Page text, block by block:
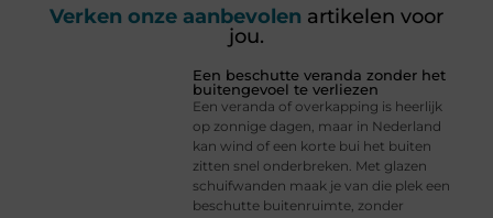
Verken onze aanbevolen artikelen voor
jou.
Een beschutte veranda zonder het
buitengevoel te verliezen
Een veranda of overkapping is heerlijk
op zonnige dagen, maar in Nederland
kan wind of een korte bui het buiten
zitten snel onderbreken. Met glazen
schuifwanden maak je van die plek een
beschutte buitenruimte, zonder